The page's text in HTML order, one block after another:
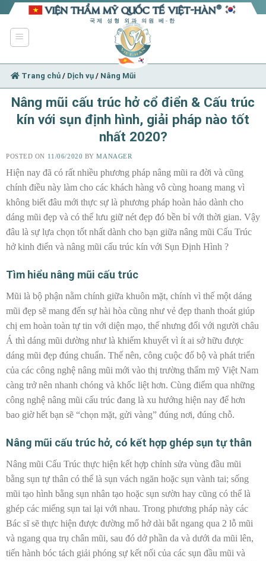
Skip
content
국제 성형 외과 의원 베-한
Trang chủ/ Dịch vụ/ Nâng Mũi
Nâng mũi cấu trúc hở cổ điển & Cấu trúc
kín với sụn định hình, giải pháp nào tốt
nhất 2020?
POSTED ON 11/06/2020 BYMANAGER
Hiện nay đã có rất nhiều phương pháp nâng mũi ra đời và cũng
chính điều này làm cho các khách hàng vô cùng hoang mang vì
không biết đâu mới thực sự là phương pháp hoàn hảo dành cho
dáng mũi đẹp và có thể lưu giữ nét đẹp đó bền bỉ với thời gian. Vậy
đâu là sự lựa chọn tốt nhất dành cho bạn giữa nâng mũi Cấu Trúc
hở kinh điển và nâng mũi cấu trúc kín với Sụn Định Hình ?
Tìm hiểu nâng mũi cấu trúc
Mũi là bộ phận nằm chính giữa khuôn mặt, chính vì thế một dáng
mũi đẹp sẽ mang đến sự hài hòa cũng như vẻ đẹp thanh thoát giúp
chị em hoàn toàn tự tin với diện mạo, thế nhưng đối với người châu
Á thì dáng mũi dường như là khiếm khuyết vì ít ai sở hữu được
dáng mũi đẹp đúng chuẩn. Thế nên, công cuộc đổ bộ và phát triển
của các công nghệ nâng mũi mới vào thị trường thẩm mỹ Việt Nam
càng trở nên nhanh chóng và khốc liệt hơn. Cùng điểm qua những
công nghệ nâng mũi cấu trúc đang là xu hướng hiện nay để hơn
bao giờ hết bạn sẽ “chọn mặt, gửi vàng” đúng nơi, đúng chỗ.
Nâng mũi cấu trúc hở, có kết hợp ghép sụn tự thân
Nâng mũi Cấu Trúc thực hiện kết hợp chỉnh sửa vùng đầu mũi
bằng sụn tự thân có thể là sụn vách ngăn hoặc sụn vành tai; sống
mũi tạo hình bằng sụn nhân tạo hoặc sụn sườn hay cũng có thể là
ghép các miếng sụn tai lại với nhau. Trong phương pháp này các
Bác sĩ sẽ thực hiện được đường mổ hở dài bắt ngang qua 2 lỗ mũi
và ngang qua trụ chân mũi, sau đó dở phần da và dưới da mũi lên,
tiến hành bóc tách giải phóng sự kết nối của các sụn đầu mũi và